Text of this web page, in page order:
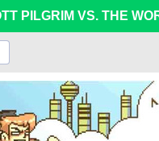
PILGRIM VS. THE